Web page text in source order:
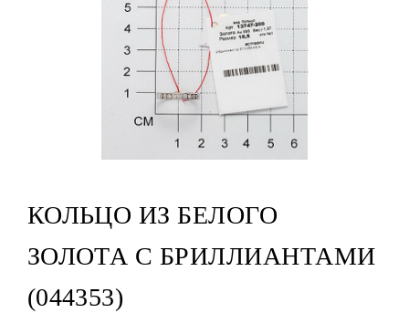
КОЛЬЦО ИЗ БЕЛОГО
ЗОЛОТА С БРИЛЛИАНТАМИ
(044353)